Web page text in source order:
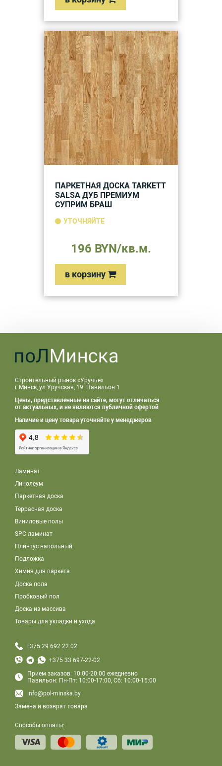
ПАРКЕТНАЯ ДОСКА TARKETT
SALSA ДУБ ПРЕМИУМ
СУПРИМ БРАШ
УТОЧНЯЙТЕ
196 BYN/кв.м.
в корзину
Строительный рынок «Уручье»
г.Минск, ул.Уручская, 19. Павильон 1
Цены, представленные на сайте, могут отличаться
от актуальных, и не являются публичной офертой
Наличие и цену товара уточняйте у менеджеров
Ламинат
Линолеум
Паркетная доска
Террасная доска
Виниловые полы
SPC ламинат
Плинтус напольный
Подложка
Химия для паркета
Доска пола
Пробковый пол
Доска из массива
Товары для укладки и ухода
+375 29 692 22 02
+375 33 697-22-02
Прием заказов: 10:00-20:00 ежедневно
Павильон: Пн-Пт: 10:00-17:00, Сб: 10:00-15:00
info@pol-minska.by
Замена и возврат товара
Способы оплаты: